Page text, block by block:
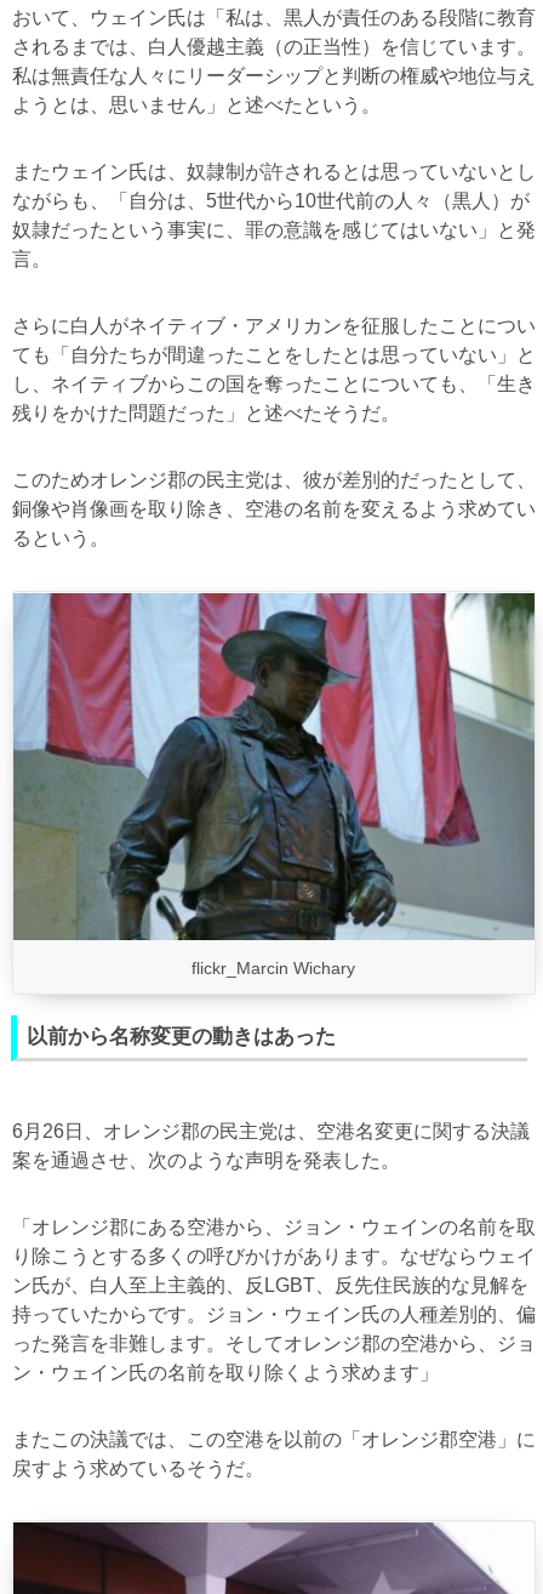
おいて、ウェイン氏は「私は、黒人が責任のある段階に教育
されるまでは、白人優越主義（の正当性）を信じています。
私は無責任な人々にリーダーシップと判断の権威や地位与え
ようとは、思いません」と述べたという。
またウェイン氏は、奴隷制が許されるとは思っていないとし
ながらも、「自分は、5世代から10世代前の人々（黒人）が
奴隷だったという事実に、罪の意識を感じてはいない」と発
言。
さらに白人がネイティブ・アメリカンを征服したことについ
ても「自分たちが間違ったことをしたとは思っていない」と
し、ネイティブからこの国を奪ったことについても、「生き
残りをかけた問題だった」と述べたそうだ。
このためオレンジ郡の民主党は、彼が差別的だったとして、
銅像や肖像画を取り除き、空港の名前を変えるよう求めてい
るという。
flickr_Marcin Wichary
以前から名称変更の動きはあった
6月26日、オレンジ郡の民主党は、空港名変更に関する決議
案を通過させ、次のような声明を発表した。
「オレンジ郡にある空港から、ジョン・ウェインの名前を取
り除こうとする多くの呼びかけがあります。なぜならウェイ
ン氏が、白人至上主義的、反LGBT、反先住民族的な見解を
持っていたからです。ジョン・ウェイン氏の人種差別的、偏
った発言を非難します。そしてオレンジ郡の空港から、ジョ
ン・ウェイン氏の名前を取り除くよう求めます」
またこの決議では、この空港を以前の「オレンジ郡空港」に
戻すよう求めているそうだ。